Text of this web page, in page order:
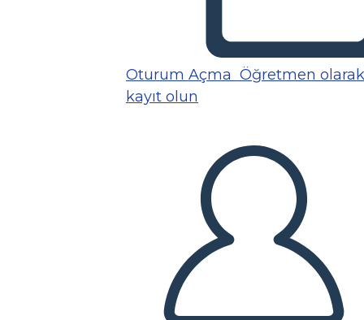
Oturum Açma Öğretmen olarak
kayıt olun